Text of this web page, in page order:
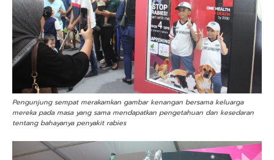
Pengunjung sempat merakamkan gambar kenangan bersama keluarga
mereka pada masa yang sama mendapatkan pengetahuan dan kesedaran
tentang bahayanya penyakit rabies